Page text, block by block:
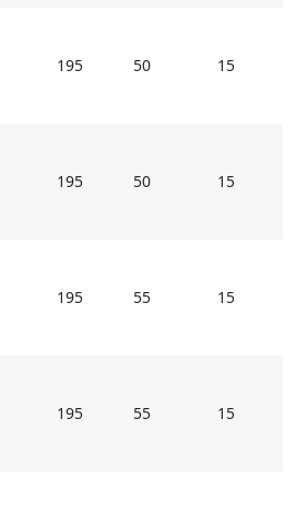
195 50 15
195 50 15
195 55 15
195 55 15